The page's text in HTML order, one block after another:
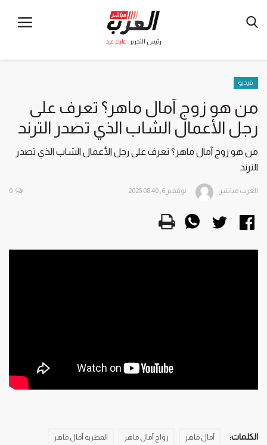
رئيس التحرير : علياء عيد
فيديو
من هو زوج آمال ماهر؟ تعرف على
رجل الأعمال الشاب الذي تصدر الترند
من هو زوج آمال ماهر؟ تعرف على رجل الأعمال الشاب الذي تصدر
الترند
العرب مباشر نوفمبر 6, 2025 08:40 0
الكلمات: آمال ماهر زواج آمال ماهر المطربة آمال ماهر